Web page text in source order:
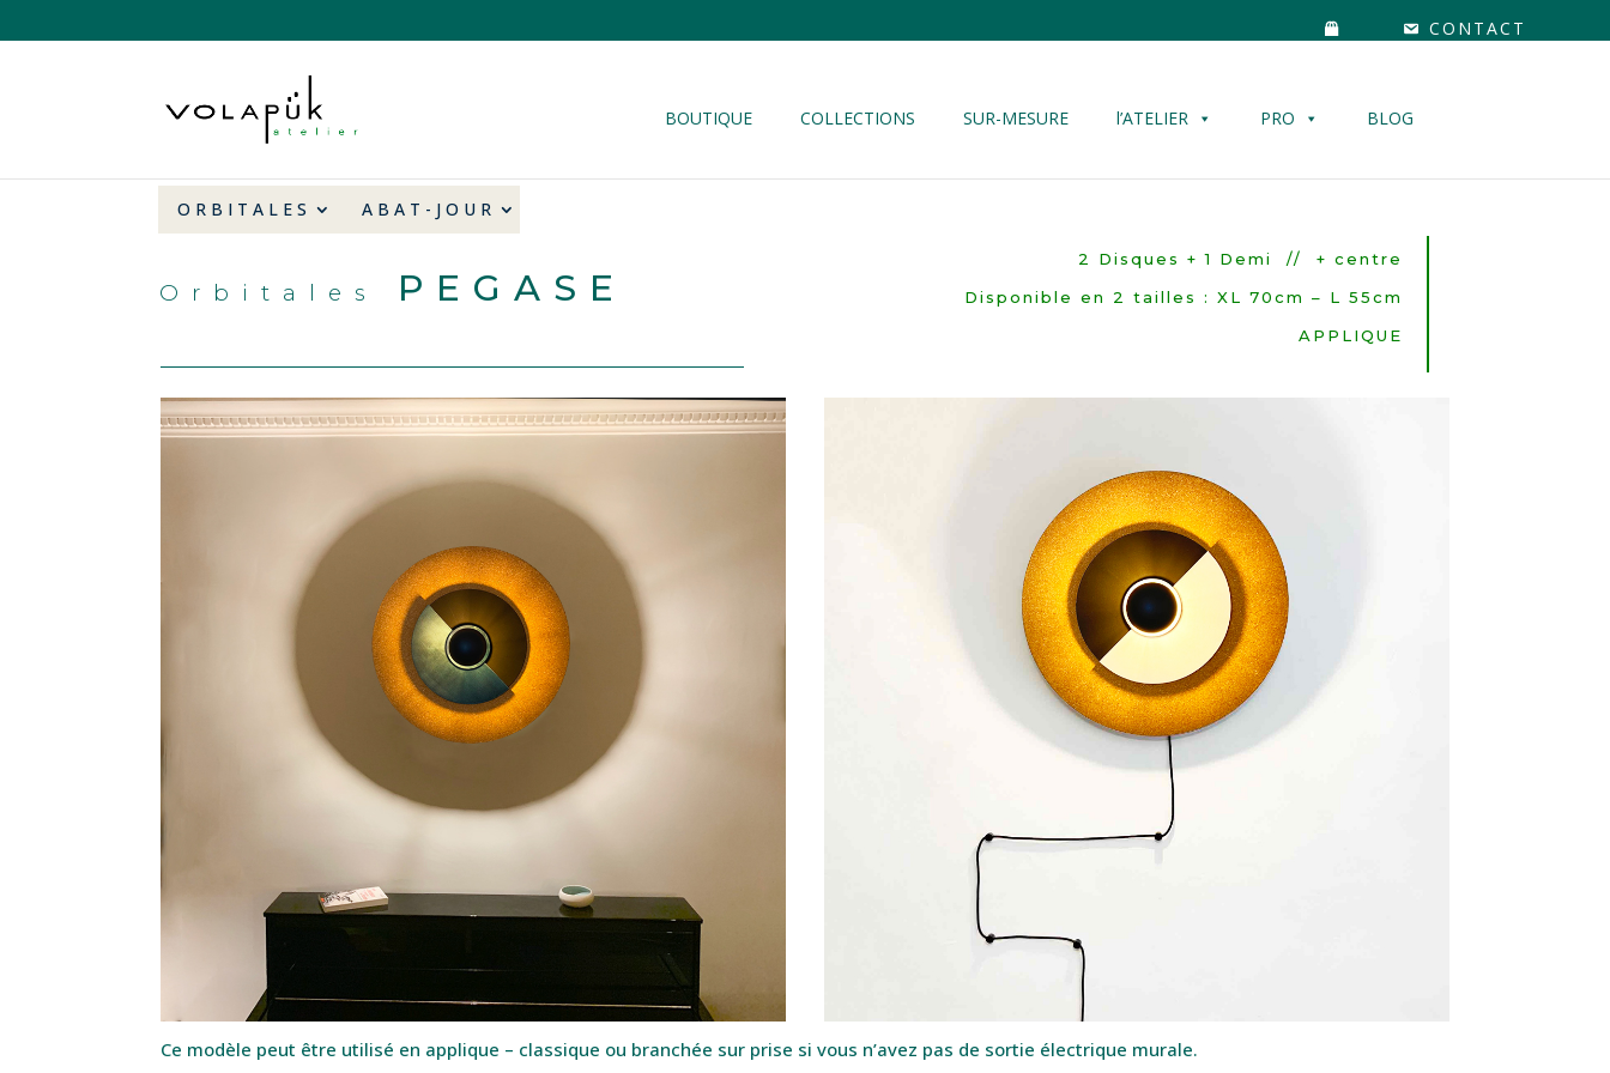
CONTACT
BOUTIQUE COLLECTIONS SUR-MESURE l’ATELIER PRO BLOG
ORBITALES ABAT-JOUR
Orbitales PEGASE
2 Disques + 1 Demi // + centre
Disponible en 2 tailles : XL 70cm – L 55cm
APPLIQUE
Ce modèle peut être utilisé en applique – classique ou branchée sur prise si vous n’avez pas de sortie électrique murale.